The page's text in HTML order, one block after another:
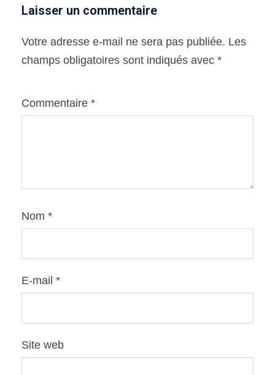
Laisser un commentaire
Votre adresse e-mail ne sera pas publiée. Les
champs obligatoires sont indiqués avec *
Commentaire *
Nom *
E-mail *
Site web